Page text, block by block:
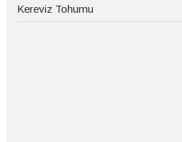
Kereviz Tohumu